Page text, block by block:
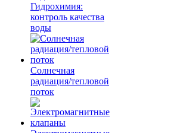
Гидрохимия:
контроль качества
воды
Солнечная
радиация/тепловой
поток